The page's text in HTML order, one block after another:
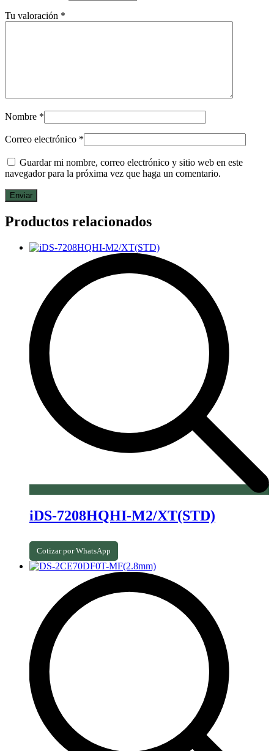
Tu valoración *
Nombre *
Correo electrónico *
Guardar mi nombre, correo electrónico y sitio web en este
navegador para la próxima vez que haga un comentario.
Productos relacionados
iDS-7208HQHI-M2/XT(STD)
Cotizar por WhatsApp